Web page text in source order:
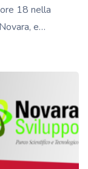
18 nella
e…